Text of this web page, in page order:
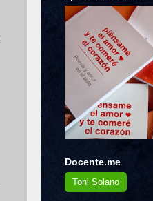
Docente.me
Toni Solano